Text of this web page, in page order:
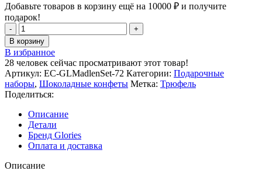
Добавьте товаров в корзину ещё на 10000 ₽ и получите
подарок!
Количество
товара
Премиальный
набор
конфет
ручной
работы
Мадлен,
Белый
Жемчуг
(72
конфеты,
750
гр.)
В корзину
В избранное
28 человек сейчас просматривают этот товар!
Артикул: EC-GLMadlenSet-72 Категории: Подарочные
наборы, Шоколадные конфеты Метка: Трюфель
Поделиться:
Описание
Детали
Бренд Glories
Оплата и доставка
Описание